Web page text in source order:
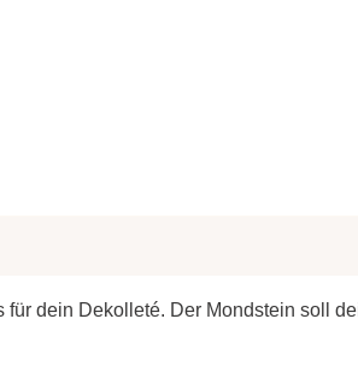
dein Dekolleté. Der Mondstein soll